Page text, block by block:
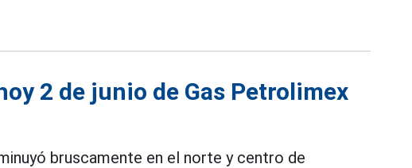
2 de junio de Gas Petrolimex
bruscamente en el norte y centro de